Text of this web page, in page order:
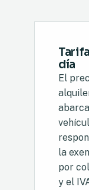
día
El
la
por
y el